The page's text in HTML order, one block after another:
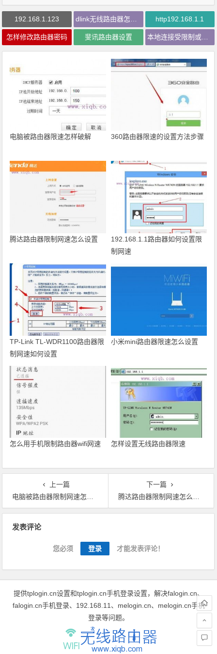
192.168.1.123 http192.168.1.1
怎样修改路由器密码 斐讯路由器设置
电脑被路由器限速怎样破解 360路由器限速的设置方法步骤
腾达路由器限制网速怎么设置
192.168.1.1路由器如何设置限
制网速
TP-Link TL-WDR1100路由器限
制网速如何设置
小米mini路由器限速怎么设置
怎么用手机限制路由器wifi网速 怎样设置无线路由器限速
上一篇
电脑被路由器限制网速怎么办
下一篇
腾达路由器限制网速怎么设置
发表评论
您必须 登录 才能发表评论！
提供tplogin.cn设置和tplogin.cn手机登录设置，解决falogin.cn、
falogin.cn手机登录、192.168.11、melogin.cn、melogin.cn手机
登录等问题。